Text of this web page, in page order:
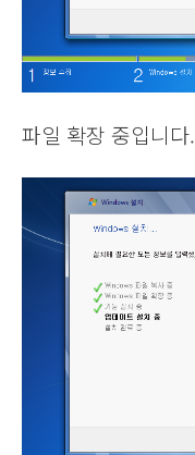
파일 확장 중입니다.